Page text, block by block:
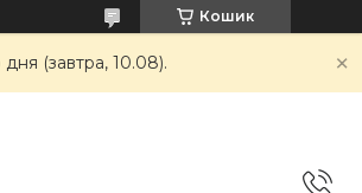
Кошик
(завтра, 10.08).